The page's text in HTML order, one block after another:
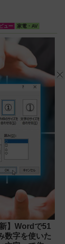
ュー 家電・AV
】Wordで51
数字を使いた